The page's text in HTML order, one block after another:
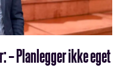
– Planlegger ikke eget